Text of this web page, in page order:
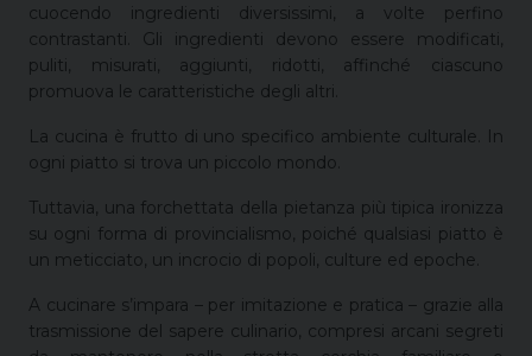
cuocendo ingredienti diversissimi, a volte perfino
contrastanti. Gli ingredienti devono essere modificati,
puliti, misurati, aggiunti, ridotti, affinché ciascuno
promuova le caratteristiche degli altri.
La cucina è frutto di uno specifico ambiente culturale. In
ogni piatto si trova un piccolo mondo.
Tuttavia, una forchettata della pietanza più tipica ironizza
su ogni forma di provincialismo, poiché qualsiasi piatto è
un meticciato, un incrocio di popoli, culture ed epoche.
A cucinare s’impara – per imitazione e pratica – grazie alla
trasmissione del sapere culinario, compresi arcani segreti